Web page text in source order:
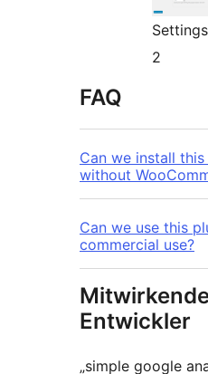
2
FAQ
Can we install
without
Can we use this
commercial use?
Entwickler
„simple google